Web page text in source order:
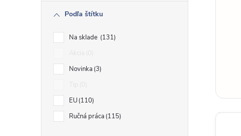
Podľa štítku
Na sklade 131
Novinka 3
EU 110
Ručná práca 115